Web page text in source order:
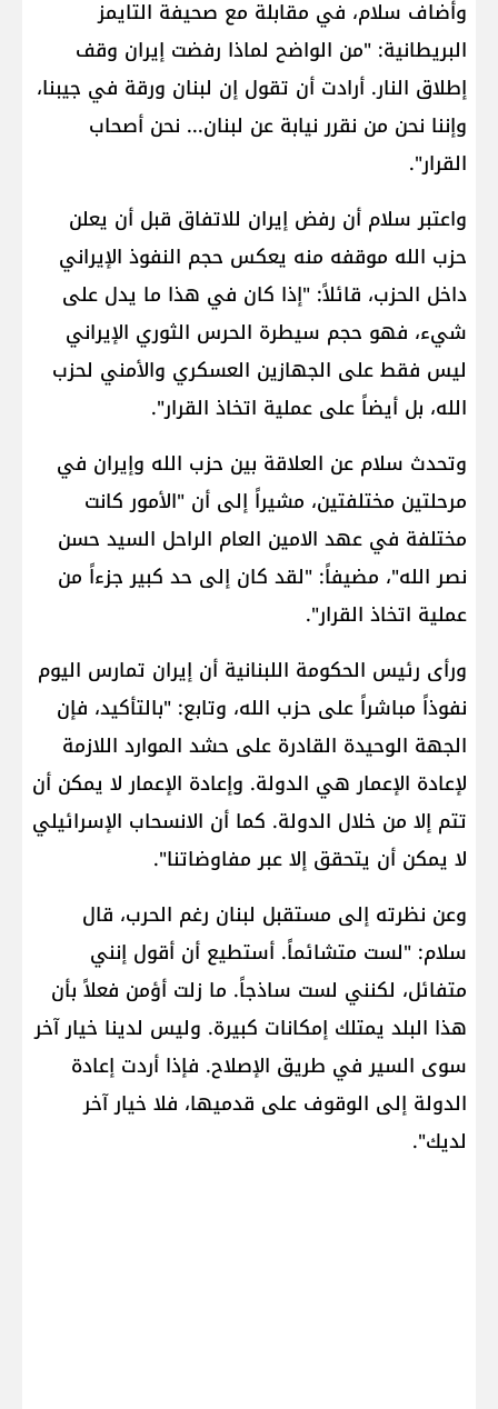
وأضاف سلام، في مقابلة مع صحيفة التايمز
البريطانية: "من الواضح لماذا رفضت إيران وقف
إطلاق النار. أرادت أن تقول إن لبنان ورقة في جيبنا،
وإننا نحن من نقرر نيابة عن لبنان... نحن أصحاب
القرار".
واعتبر سلام أن رفض إيران للاتفاق قبل أن يعلن ​
حزب الله​ موقفه منه يعكس حجم النفوذ الإيراني
داخل الحزب، قائلاً: "إذا كان في هذا ما يدل على
شيء، فهو حجم سيطرة الحرس الثوري الإيراني
ليس فقط على الجهازين العسكري والأمني لحزب
الله، بل أيضاً على عملية اتخاذ القرار".
وتحدث سلام عن العلاقة بين حزب الله وإيران في
مرحلتين مختلفتين، مشيراً إلى أن "الأمور كانت
مختلفة في عهد الامين العام الراحل السيد ​حسن
نصر الله​"، مضيفاً: "لقد كان إلى حد كبير جزءاً من
عملية اتخاذ القرار".
ورأى رئيس الحكومة اللبنانية أن إيران تمارس اليوم
نفوذاً مباشراً على حزب الله، وتابع: "بالتأكيد، فإن
الجهة الوحيدة القادرة على حشد الموارد اللازمة
لإعادة الإعمار هي الدولة. وإعادة الإعمار لا يمكن أن
تتم إلا من خلال الدولة. كما أن الانسحاب الإسرائيلي
لا يمكن أن يتحقق إلا عبر مفاوضاتنا".
وعن نظرته إلى مستقبل لبنان رغم الحرب، قال
سلام: "لست متشائماً. أستطيع أن أقول إنني
متفائل، لكنني لست ساذجاً. ما زلت أؤمن فعلاً بأن
هذا البلد يمتلك إمكانات كبيرة. وليس لدينا خيار آخر
سوى السير في طريق الإصلاح. فإذا أردت إعادة
الدولة إلى الوقوف على قدميها، فلا خيار آخر
لديك".